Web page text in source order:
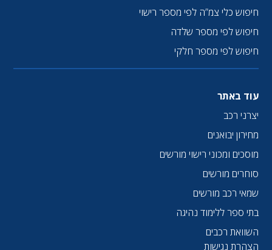
חיפוש כלי צמ”ה לפי מספר רישוי
חיפוש לפי מספר שלדה
חיפוש לפי מספר חלקי
עוד באתר
יצרני רכב
מחירון יבואנים
מוסכים ומכוני רישוי מורשים
סוחרים מורשים
שמאי רכב מורשים
בתי ספר ללימוד נהיגה
השוואת רכבים
הצהרת נגישות